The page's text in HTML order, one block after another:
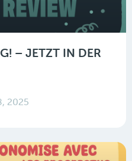
– JETZT IN DER
2025